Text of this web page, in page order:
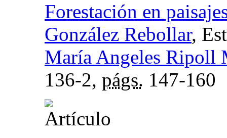
Forestación en
González Rebollar,
María Angeles Ripoll
136-2, págs. 147-160